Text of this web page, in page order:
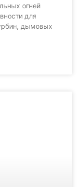
огней
для
дымовых